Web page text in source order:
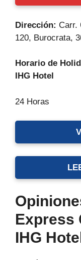
Dirección: Carr.
120, Burocrata,
Horario de
IHG Hotel
24 Horas
Express
IHG